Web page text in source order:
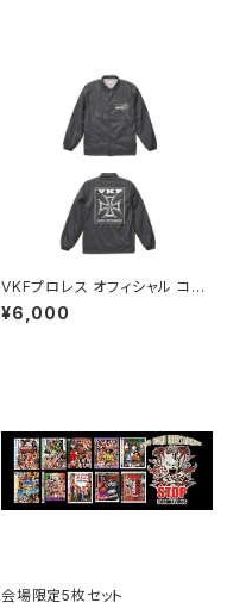
VKFプロレス オフィシャル コー
チジャケット
¥6,000
会場限定5枚セット